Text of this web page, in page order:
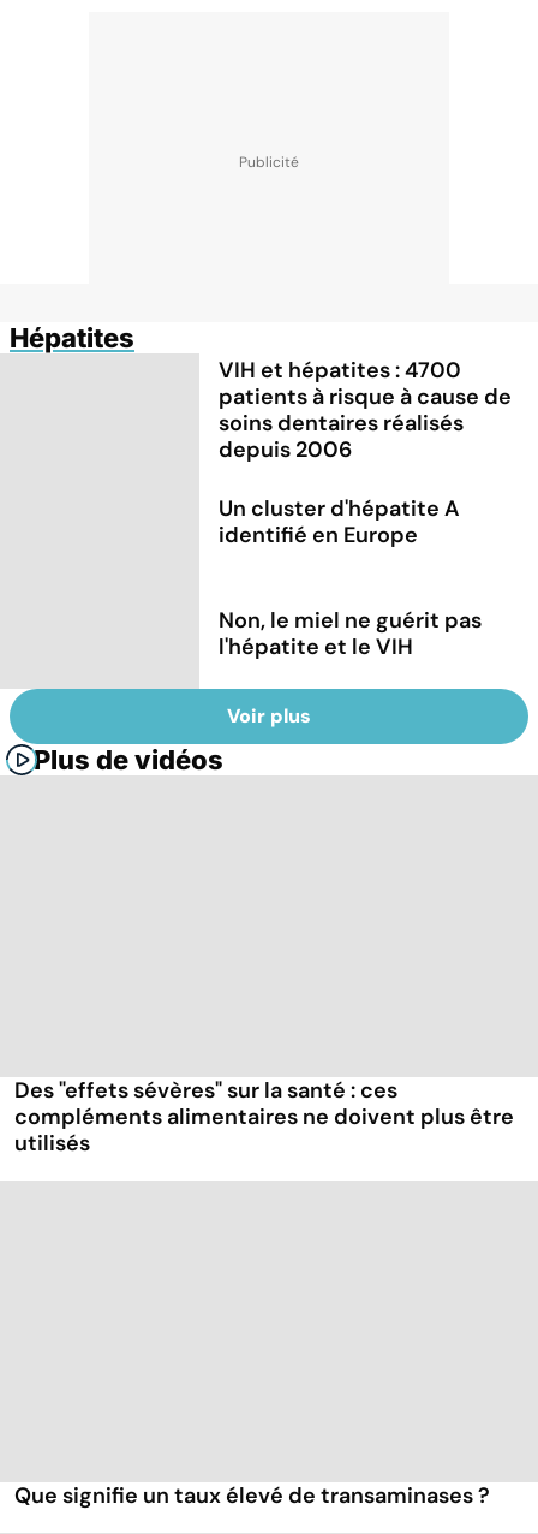
Hépatites
VIH et hépatites : 4700
patients à risque à cause de
soins dentaires réalisés
depuis 2006
Un cluster d'hépatite A
identifié en Europe
Non, le miel ne guérit pas
l'hépatite et le VIH
Voir plus
Plus de vidéos
Des "effets sévères" sur la santé : ces
compléments alimentaires ne doivent plus être
utilisés
Que signifie un taux élevé de transaminases ?